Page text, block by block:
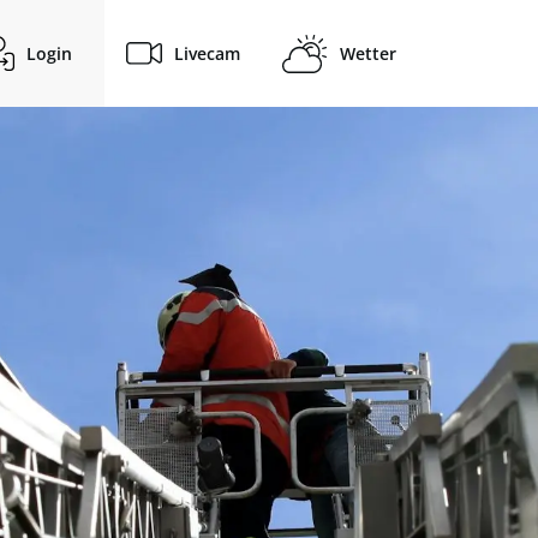
Login Livecam Wetter